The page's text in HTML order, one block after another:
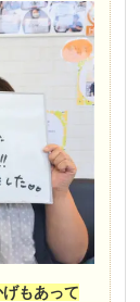
もあって